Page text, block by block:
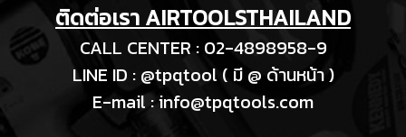
ติดต่อเรา AIRTOOLSTHAILAND
CALL CENTER : 02-4898958-9
LINE ID : @tpqtool ( มี @ ด้านหน้า )
E-mail :info@tpqtools.com